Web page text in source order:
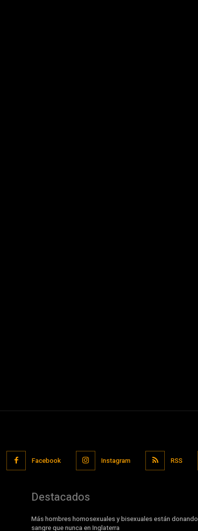
Facebook Instagram RSS
Destacados
Más hombres homosexuales y bisexuales están donando
sangre que nunca en Inglaterra